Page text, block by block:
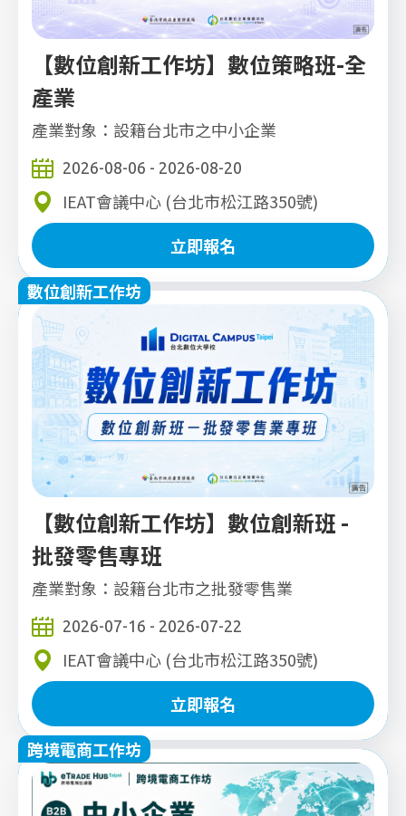
【數位創新工作坊】數位策略班-全
產業
產業對象：設籍台北市之中小企業
2026-08-06 - 2026-08-20
IEAT會議中心 (台北市松江路350號)
立即報名
立即報名
數位創新工作坊
【數位創新工作坊】數位創新班 -
批發零售專班
產業對象：設籍台北市之批發零售業
2026-07-16 - 2026-07-22
IEAT會議中心 (台北市松江路350號)
立即報名
立即報名
跨境電商工作坊